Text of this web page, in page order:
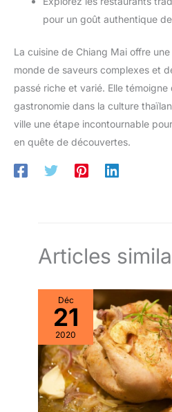
pour un goût authentique
La cuisine de Chiang Mai offre
monde de saveurs complexes et
passé riche et varié. Elle témoigne
gastronomie dans la culture
ville une étape incontournable
en quête de découvertes.
Articles
Déc
21
2020